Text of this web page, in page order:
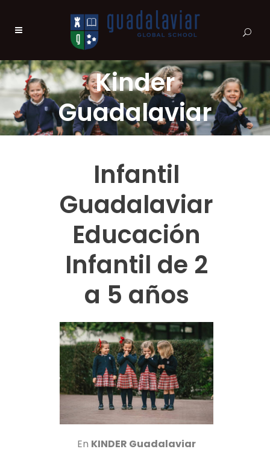
Kinder
Guadalaviar
Infantil
Guadalaviar
Educación
Infantil de 2
a 5 años
En KINDER Guadalaviar